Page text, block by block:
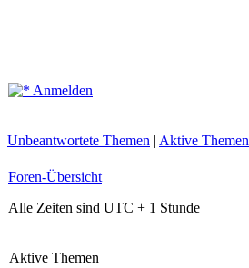
Anmelden
Unbeantwortete Themen | Aktive Themen
Foren-Übersicht
Alle Zeiten sind UTC + 1 Stunde
Aktive Themen